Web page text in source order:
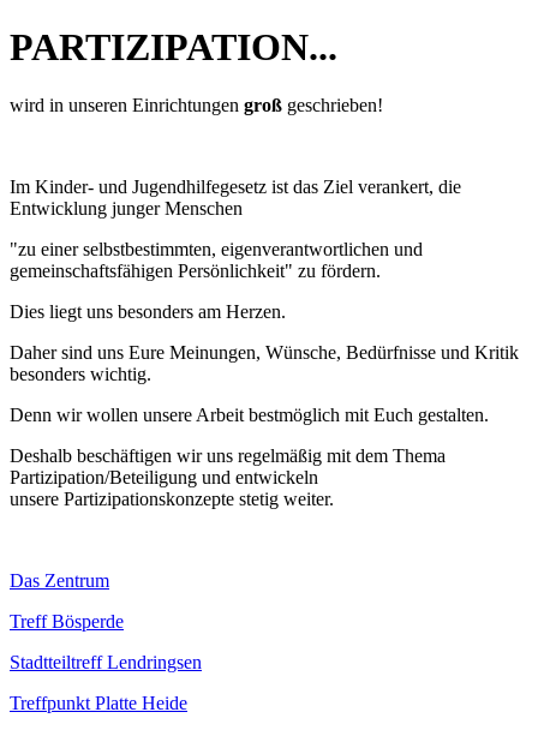
PARTIZIPATION...
wird in unseren Einrichtungen groß geschrieben!
Im Kinder- und Jugendhilfegesetz ist das Ziel verankert, die
Entwicklung junger Menschen
"zu einer selbstbestimmten, eigenverantwortlichen und
gemeinschaftsfähigen Persönlichkeit" zu fördern.
Dies liegt uns besonders am Herzen.
Daher sind uns Eure Meinungen, Wünsche, Bedürfnisse und Kritik
besonders wichtig.
Denn wir wollen unsere Arbeit bestmöglich mit Euch gestalten.
Deshalb beschäftigen wir uns regelmäßig mit dem Thema
Partizipation/Beteiligung und entwickeln
unsere Partizipationskonzepte stetig weiter.
Das Zentrum
Treff Bösperde
Stadtteiltreff Lendringsen
Treffpunkt Platte Heide